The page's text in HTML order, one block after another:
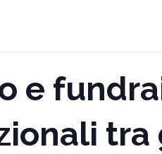
e
tra